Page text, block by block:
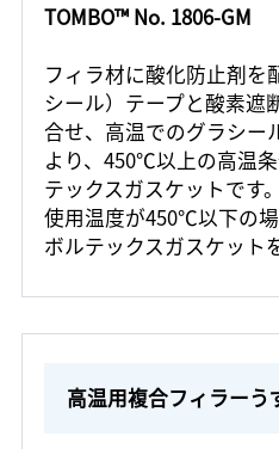
TOMBO™ No. 1806-GM
フィラ材に酸化防止剤を
シール）テープと酸素遮
合せ、高温でのグラシー
より、450℃以上の高温
テックスガスケットです。
使用温度が450℃以下の
ボルテックスガスケット
高温用複合フィラーう